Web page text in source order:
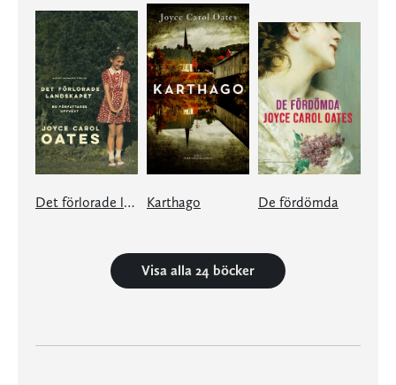
Det förlorade landskapet Karthago De fördömda
Visa alla 24 böcker